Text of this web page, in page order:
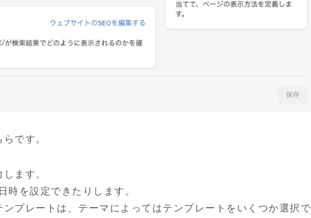
です。
ます。
を設定できたりします。
プレートは、テーマによってはテンプレートをいくつか選択で